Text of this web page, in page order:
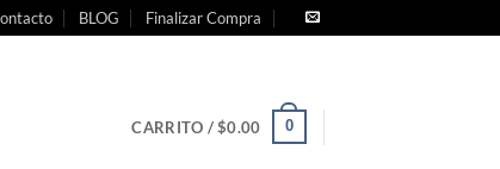
BLOG Finalizar Compra
CARRITO /$0.00 0